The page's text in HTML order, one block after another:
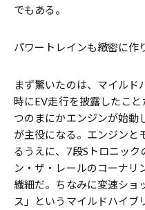
でもある。
パワートレインも緻密に作
まず驚いたのは、マイル
時にEV走行を披露したこ
つのまにかエンジンが始動
が主役になる。エンジンと
るうえに、7段Sトロニッ
ン・ザ・レールのコーナリ
繊細だ。ちなみに変速ショ
ス」というマイルドハイブ